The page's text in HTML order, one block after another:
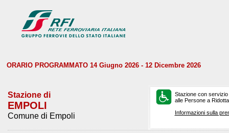
ORARIO PROGRAMMATO 14 Giugno 2026 - 12 Dicembre 2026
Stazione di
EMPOLI
Comune di Empoli
Stazione con
alle Persone a
Informazioni sulla